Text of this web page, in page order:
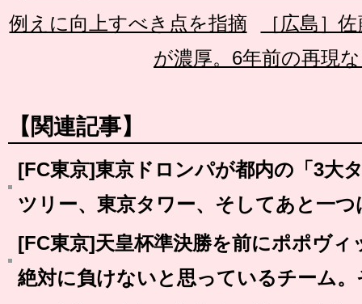
例えに向上すべき点を指摘
［広島］
が濃厚。6年前の再現
【関連記事】
[FC東京]東京ドロンパが都内の「3大
ツリー、東京タワー、そしてあと一
[FC東京]天皇杯準決勝を前にポポヴィ
絶対に負けないと思っているチーム